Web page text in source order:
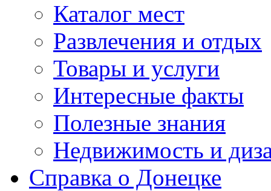
Каталог мест
Развлечения и отдых
Товары и услуги
Интересные факты
Полезные знания
Недвижимость и
Справка о Донецке